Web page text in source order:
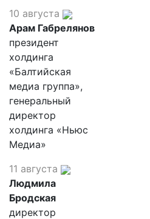
10 августа
Арам Габрелянов
президент
холдинга
«Балтийская
медиа группа»,
генеральный
директор
холдинга «Ньюс
Медиа»
11 августа
Людмила
Бродская
директор